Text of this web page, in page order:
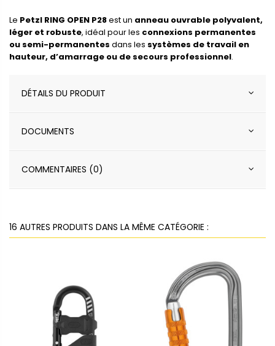
Le Petzl RING OPEN P28est un anneau ouvrable polyvalent,
léger et robuste, idéal pour les connexions permanentes
ou semi-permanentes dans les systèmes de travail en
hauteur, d’amarrage ou de secours professionnel.
DÉTAILS DU PRODUIT
DOCUMENTS
COMMENTAIRES (0)
16 AUTRES PRODUITS DANS LA MÊME CATÉGORIE :